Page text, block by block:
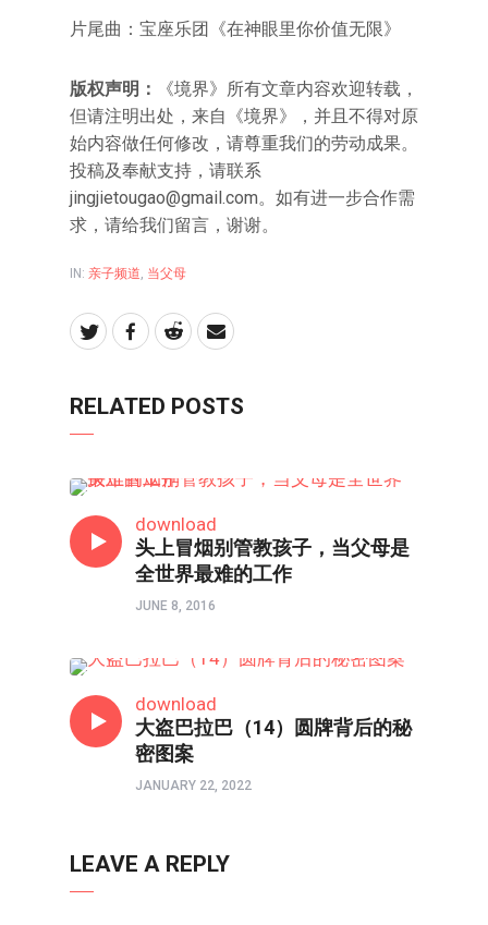
片尾曲：宝座乐团《在神眼里你价值无限》
版权声明：
《境界》所有文章内容欢迎转载，
但请注明出处，来自《境界》，并且不得对原
始内容做任何修改，请尊重我们的劳动成果。
投稿及奉献支持，请联系
jingjietougao@gmail.com。如有进一步合作需
求，请给我们留言，谢谢。
IN: 亲子频道, 当父母
RELATED POSTS
download
头上冒烟别管教孩子，当父母是
全世界最难的工作
JUNE 8, 2016
download
大盗巴拉巴（14）圆牌背后的秘
密图案
JANUARY 22, 2022
LEAVE A REPLY